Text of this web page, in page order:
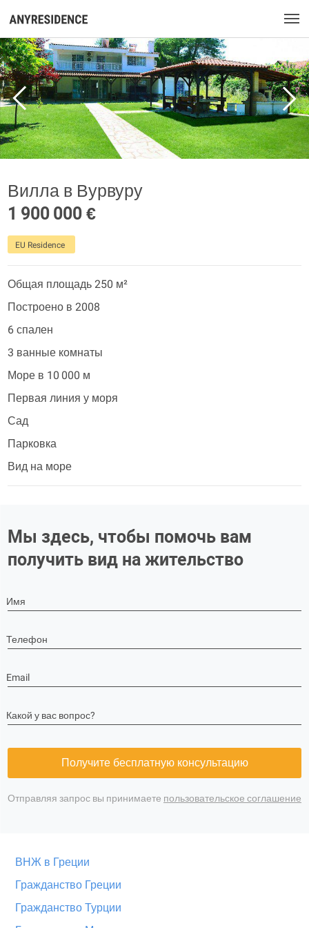
Вилла в Вурвуру
1 900 000 €
EU Residence
Общая площадь 250 м²
Построено в 2008
6 спален
3 ванные комнаты
Море в 10 000 м
Первая линия у моря
Сад
Парковка
Вид на море
Мы здесь, чтобы помочь вам
получить вид на жительство
Имя
Телефон
Email
Какой у вас вопрос?
Получите бесплатную консультацию
Отправляя запрос вы принимаете пользовательское соглашение
ВНЖ в Греции
Гражданство Греции
Гражданство Турции